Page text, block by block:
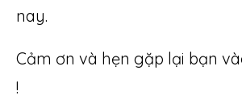
nay.
Cảm ơn và hẹn gặp lại bạn
!